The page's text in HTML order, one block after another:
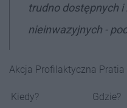
trudno dostępnych
nieinwazyjnych -
Akcja Profilaktyczna
Kiedy? Gdzie?